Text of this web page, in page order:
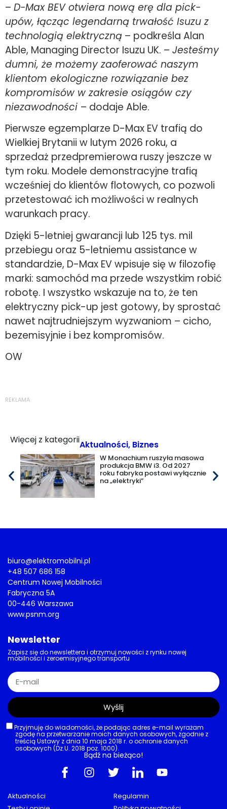
– D-Max BEV otwiera nową erę dla pick-
upów, łącząc legendarną trwałość Isuzu z
technologią elektryczną – podkreśla Alan
Able, Managing Director Isuzu UK. – Jesteśmy
dumni, że możemy zaoferować naszym
klientom ekologiczne rozwiązanie bez
kompromisów w zakresie osiągów czy
niezawodności – dodaje Able.
Pierwsze egzemplarze D-Max EV trafią do
Wielkiej Brytanii w lutym 2026 roku, a
sprzedaż przedpremierowa ruszy jeszcze w
tym roku. Modele demonstracyjne trafią
wcześniej do klientów flotowych, co pozwoli
przetestować ich możliwości w realnych
warunkach pracy.
Dzięki 5-letniej gwarancji lub 125 tys. mil
przebiegu oraz 5-letniemu assistance w
standardzie, D-Max EV wpisuje się w filozofię
marki: samochód ma przede wszystkim robić
robotę. I wszystko wskazuje na to, że ten
elektryczny pick-up jest gotowy, by sprostać
nawet najtrudniejszym wyzwaniom – cicho,
bezemisyjnie i bez kompromisów.
OW
REKLAMA
Więcej z kategoriiAktualności, Biznes
W Monachium ruszyła masowa
produkcja BMW i3. Od 2027
roku fabryka postawi wyłącznie
na „elektryki”
biuro@elektromobilni.pl
+48 507 686 158
Centrum Nowej Mobilności
Fabryczna 5A
00-446 Warszawa
www.psnm.org
Aktualności
Regulamin
Newsletter
Zapisz się do newslettera i otrzymuj nowości z rynku nowej
mobilności i zeroemisyjnego transportu
Przyjmuję do wiadomości, że podając adres e-mail wyrażam
zgodę na przetwarzanie moich danych osobowych, zgodnie z
treścią Ustawy z dnia 10 maja 2018 r. o ochronie danych
osobowych (Dz.U. 2018 poz. 1000).
Wyślij
Bądź na bieżąco!